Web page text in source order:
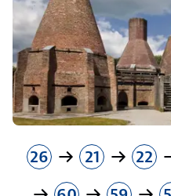
26 21 22